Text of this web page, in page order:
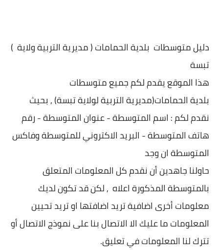
( دليل متوسطات بلديةالحمامات ( مديرية التربية ولاية
تبسة
هذا الموقع يقدم لكم جميع متوسطات
بلديةالحمامات(مديرية التربية لولاية تبسة) , بحيث
نقدم لكم : اسم المتوسطة - عنوان المتوسطة - رقم
هاتف المتوسطة - البريد الاكتروني للمتوسطة وفاكس
المتوسطة ان وجد
حاولنا جاهدين أن نقدم كل المعلومات المتعلق
بالمتوسطة المذكورة اعلاه , لكن قد تكون لديك
معلومات أخرى اضافية تريد اضافتها او تريد تحيين
المعلومات ما عليك الا الاتصال بنا على نموذج الاتصال أو
تترك لنا المعلومات في تعليق.